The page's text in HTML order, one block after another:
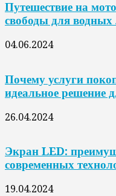
Путешествие на
свободы для водных
04.06.2024
Почему услуги
идеальное решение
26.04.2024
Экран LED:
современных
19.04.2024